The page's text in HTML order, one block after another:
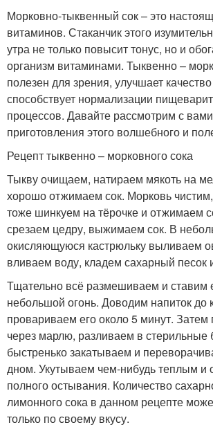
Морковно-тыквенный сок – это
витаминов. Стаканчик этого
утра не только повысит тонус, но и
организм витаминами. Тыквенно –
полезен для зрения, улучшает
способствует нормализации
процессов. Давайте рассмотрим с
приготовления этого волшебного и
Рецепт тыквенно – морковного сока
Тыкву очищаем, натираем мякоть на
хорошо отжимаем сок. Морковь
тоже шинкуем на тёрочке и отжимаем
срезаем цедру, выжимаем сок. В
окисляющуюся кастрюльку выливаем
вливаем воду, кладем сахарный песок
Тщательно всё размешиваем и ставим
небольшой огонь. Доводим напиток до
провариваем его около 5 минут.
через марлю, разливаем в стерильные
быстренько закатываем и
дном. Укутываем чем-нибудь теплым и
полного остывания. Количество
лимонного сока в данном рецепте
только по своему вкусу.